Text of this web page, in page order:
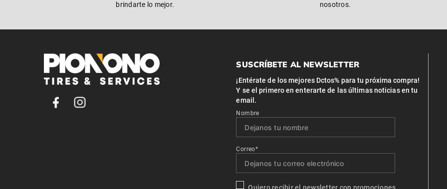
brindarte lo mejor.
nosotros.
SUSCRÍBETE AL NEWSLETTER
¡Entérate de los mejores Dctos% para tu próxima compra!
Y se el primero en enterarte de las últimas noticias en tu
email.
Nombre
Correo*